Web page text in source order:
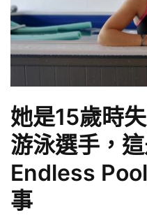
她是15歲時
游泳選手，
Endless
事